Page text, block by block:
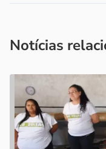
Notícias